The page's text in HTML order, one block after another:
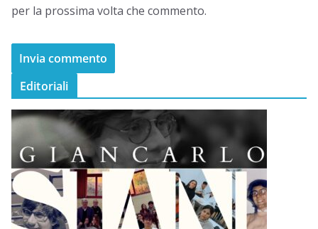
per la prossima volta che commento.
Editoriali